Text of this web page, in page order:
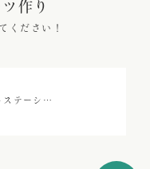
作り
ください！
ステーシ…